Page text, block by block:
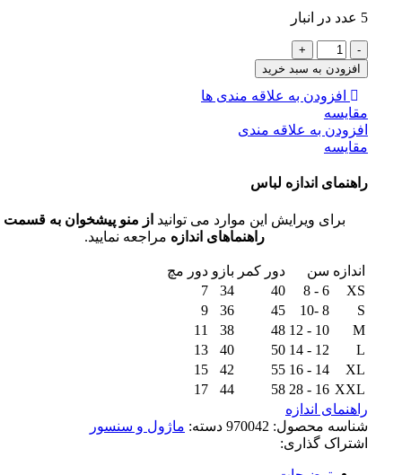
5 عدد در انبار
افزودن به سبد خرید
افزودن به علاقه مندی ها
مقايسه
افزودن به علاقه مندی
مقایسه
راهنمای اندازه لباس
برای ویرایش این موارد می توانید از منو پیشخوان به قسمت
راهنماهای اندازه مراجعه نمایید.
اندازه سن دور کمر بازو دور مچ
XS
6 - 8
40
34
7
S
8 -10
45
36
9
M
10 - 12
48
38
11
L
12 - 14
50
40
13
XL
14 - 16
55
42
15
XXL
16 - 28
58
44
17
راهنمای اندازه
شناسه محصول: 970042 دسته: ماژول و سنسور
اشتراک گذاری: